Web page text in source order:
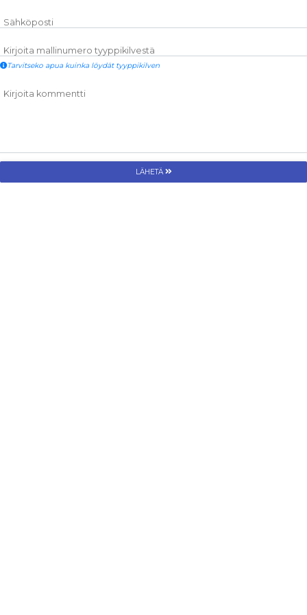
Sähköposti
Kirjoita mallinumero tyyppikilvestä
Tarvitseko apua kuinka löydät tyyppikilven
Kirjoita kommentti
LÄHETÄ